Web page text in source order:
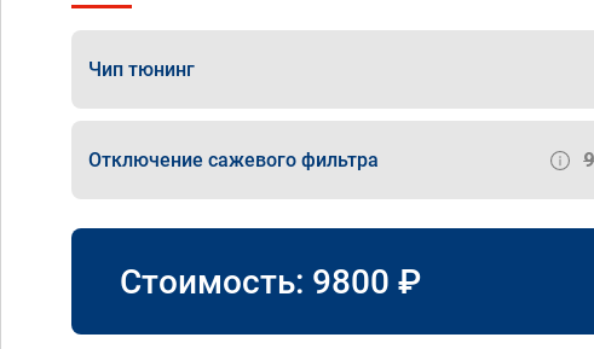
Чип тюнинг
Отключение сажевого фильтра
Стоимость: 9800 ₽